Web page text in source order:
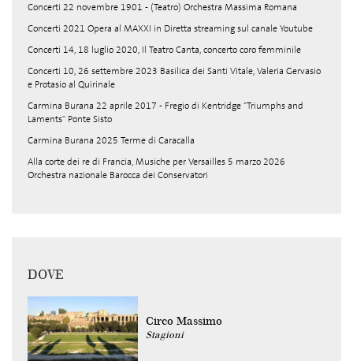
Concerti 22 novembre 1901 - (Teatro) Orchestra Massima Romana
Concerti 2021 Opera al MAXXI in Diretta streaming sul canale Youtube
Concerti 14, 18 luglio 2020, Il Teatro Canta, concerto coro femminile
Concerti 10, 26 settembre 2023 Basilica dei Santi Vitale, Valeria Gervasio
e Protasio al Quirinale
Carmina Burana 22 aprile 2017 - Fregio di Kentridge "Triumphs and
Laments" Ponte Sisto
Carmina Burana 2025 Terme di Caracalla
Alla corte dei re di Francia, Musiche per Versailles 5 marzo 2026
Orchestra nazionale Barocca dei Conservatori
DOVE
Circo Massimo
Stagioni